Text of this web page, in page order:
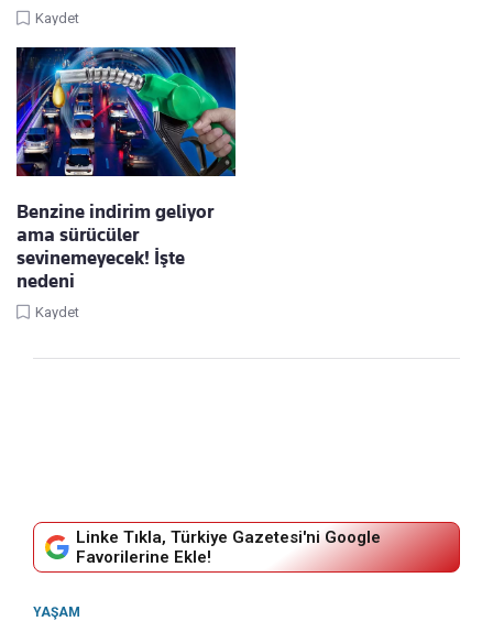
Kaydet
Benzine indirim geliyor
ama sürücüler
sevinemeyecek! İşte
nedeni
Kaydet
Linke Tıkla, Türkiye Gazetesi'ni Google
Favorilerine Ekle!
YAŞAM